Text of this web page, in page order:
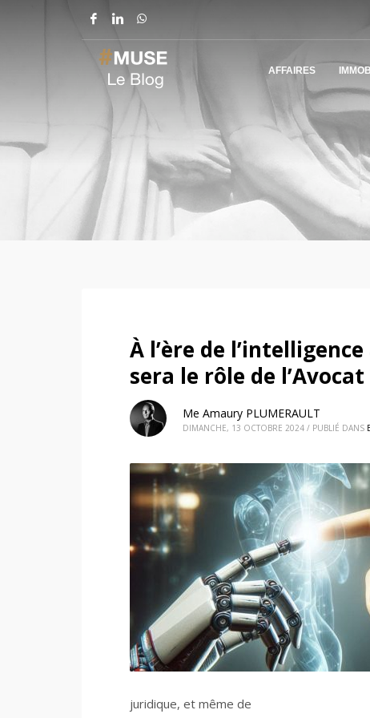
AFFAIRES
À l’ère de
sera le rôle de l’Avocat
Me Amaury PLUMERAULT
DIMANCHE, 13 OCTOBRE 2024 / PUBLIÉ DANS
juridique, et même de